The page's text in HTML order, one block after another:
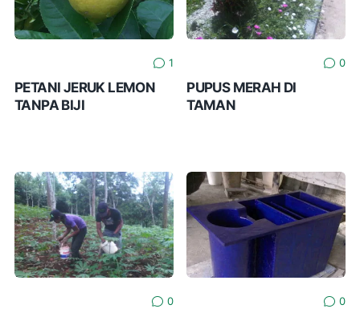
1
PETANI JERUK LEMON
TANPA BIJI
0
PUPUS MERAH DI
TAMAN
0 0